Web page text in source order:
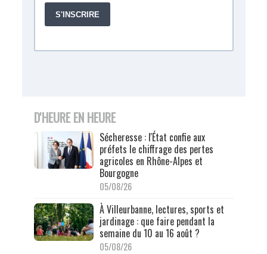
D'HEURE EN HEURE
Sécheresse : l'État confie aux
préfets le chiffrage des pertes
agricoles en Rhône-Alpes et
Bourgogne
05/08/26
À Villeurbanne, lectures, sports et
jardinage : que faire pendant la
semaine du 10 au 16 août ?
05/08/26